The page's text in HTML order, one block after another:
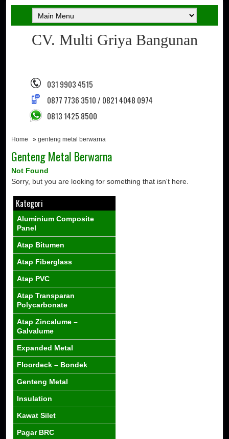
CV. Multi Griya Bangunan
031 9903 4515
0877 7736 3510 / 0821 4048 0974
0813 1425 8500
Home » genteng metal berwarna
Genteng Metal Berwarna
Not Found
Sorry, but you are looking for something that isn't here.
Kategori
Aluminium Composite
Panel
Atap Bitumen
Atap Fiberglass
Atap PVC
Atap Transparan
Polycarbonate
Atap Zincalume –
Galvalume
Expanded Metal
Floordeck – Bondek
Genteng Metal
Insulation
Kawat Silet
Pagar BRC